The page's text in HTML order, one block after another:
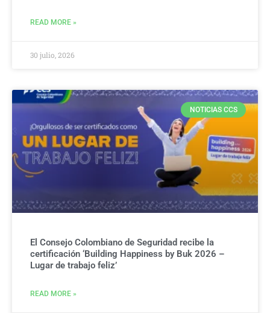
READ MORE »
30 julio, 2026
NOTICIAS CCS
El Consejo Colombiano de Seguridad recibe la
certificación ‘Building Happiness by Buk 2026 –
Lugar de trabajo feliz’
READ MORE »